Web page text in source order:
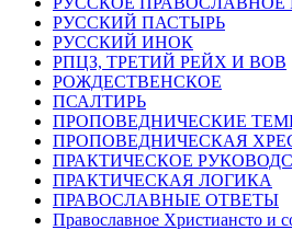
РУССКИЙ ПАСТЫРЬ
РУССКИЙ ИНОК
РПЦЗ, ТРЕТИЙ РЕЙХ И ВОВ
РОЖДЕСТВЕНСКОЕ
ПСАЛТИРЬ
ПРОПОВЕДНИЧЕСКИЕ
ПРОПОВЕДНИЧЕСКАЯ
ПРАКТИЧЕСКОЕ
ПРАКТИЧЕСКАЯ ЛОГИКА
ПРАВОСЛАВНЫЕ ОТВЕТЫ
Православное Христиансто и